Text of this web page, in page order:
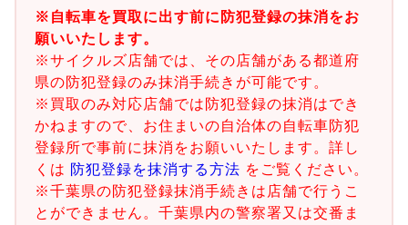
※自転車を買取に出す前に防犯登録の抹消をお
願いいたします。
※サイクルズ店舗では、その店舗がある都道府
県の防犯登録のみ抹消手続きが可能です。
※買取のみ対応店舗では防犯登録の抹消はでき
かねますので、お住まいの自治体の自転車防犯
登録所で事前に抹消をお願いいたします。詳し
くは 防犯登録を抹消する方法 をご覧ください。
※千葉県の防犯登録抹消手続きは店舗で行うこ
とができません。千葉県内の警察署又は交番ま